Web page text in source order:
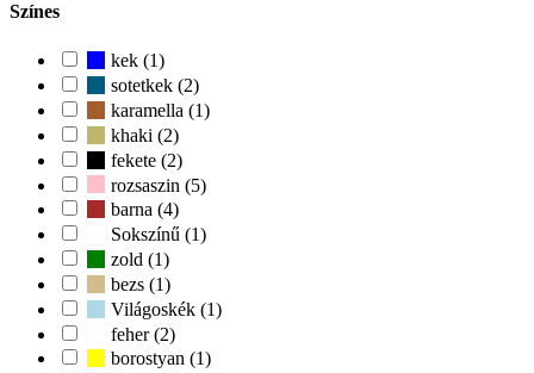
Színes
kek (1)
sotetkek (2)
karamella (1)
khaki (2)
fekete (2)
rozsaszin (5)
barna (4)
Sokszínű (1)
zold (1)
bezs (1)
Világoskék (1)
feher (2)
borostyan (1)